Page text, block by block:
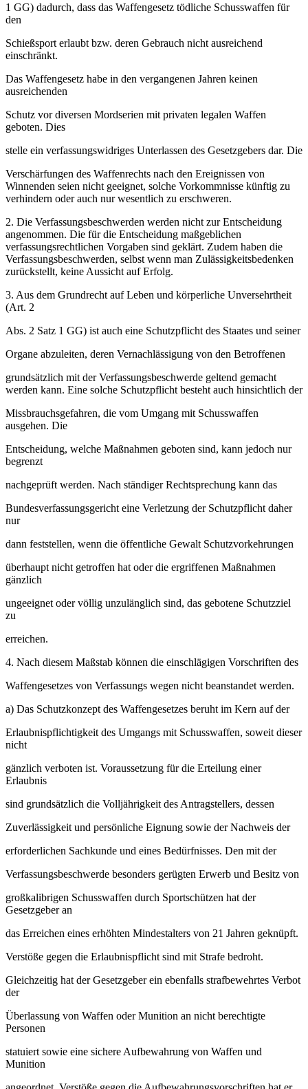
1 GG) dadurch, dass das Waffengesetz tödliche Schusswaffen für
den
Schießsport erlaubt bzw. deren Gebrauch nicht ausreichend
einschränkt.
Das Waffengesetz habe in den vergangenen Jahren keinen
ausreichenden
Schutz vor diversen Mordserien mit privaten legalen Waffen
geboten. Dies
stelle ein verfassungswidriges Unterlassen des Gesetzgebers dar. Die
Verschärfungen des Waffenrechts nach den Ereignissen von
Winnenden seien nicht geeignet, solche Vorkommnisse künftig zu
verhindern oder auch nur wesentlich zu erschweren.
2. Die Verfassungsbeschwerden werden nicht zur Entscheidung
angenommen. Die für die Entscheidung maßgeblichen
verfassungsrechtlichen Vorgaben sind geklärt. Zudem haben die
Verfassungsbeschwerden, selbst wenn man Zulässigkeitsbedenken
zurückstellt, keine Aussicht auf Erfolg.
3. Aus dem Grundrecht auf Leben und körperliche Unversehrtheit
(Art. 2
Abs. 2 Satz 1 GG) ist auch eine Schutzpflicht des Staates und seiner
Organe abzuleiten, deren Vernachlässigung von den Betroffenen
grundsätzlich mit der Verfassungsbeschwerde geltend gemacht
werden kann. Eine solche Schutzpflicht besteht auch hinsichtlich der
Missbrauchsgefahren, die vom Umgang mit Schusswaffen
ausgehen. Die
Entscheidung, welche Maßnahmen geboten sind, kann jedoch nur
begrenzt
nachgeprüft werden. Nach ständiger Rechtsprechung kann das
Bundesverfassungsgericht eine Verletzung der Schutzpflicht daher
nur
dann feststellen, wenn die öffentliche Gewalt Schutzvorkehrungen
überhaupt nicht getroffen hat oder die ergriffenen Maßnahmen
gänzlich
ungeeignet oder völlig unzulänglich sind, das gebotene Schutzziel
zu
erreichen.
4. Nach diesem Maßstab können die einschlägigen Vorschriften des
Waffengesetzes von Verfassungs wegen nicht beanstandet werden.
a) Das Schutzkonzept des Waffengesetzes beruht im Kern auf der
Erlaubnispflichtigkeit des Umgangs mit Schusswaffen, soweit dieser
nicht
gänzlich verboten ist. Voraussetzung für die Erteilung einer
Erlaubnis
sind grundsätzlich die Volljährigkeit des Antragstellers, dessen
Zuverlässigkeit und persönliche Eignung sowie der Nachweis der
erforderlichen Sachkunde und eines Bedürfnisses. Den mit der
Verfassungsbeschwerde besonders gerügten Erwerb und Besitz von
großkalibrigen Schusswaffen durch Sportschützen hat der
Gesetzgeber an
das Erreichen eines erhöhten Mindestalters von 21 Jahren geknüpft.
Verstöße gegen die Erlaubnispflicht sind mit Strafe bedroht.
Gleichzeitig hat der Gesetzgeber ein ebenfalls strafbewehrtes Verbot
der
Überlassung von Waffen oder Munition an nicht berechtigte
Personen
statuiert sowie eine sichere Aufbewahrung von Waffen und
Munition